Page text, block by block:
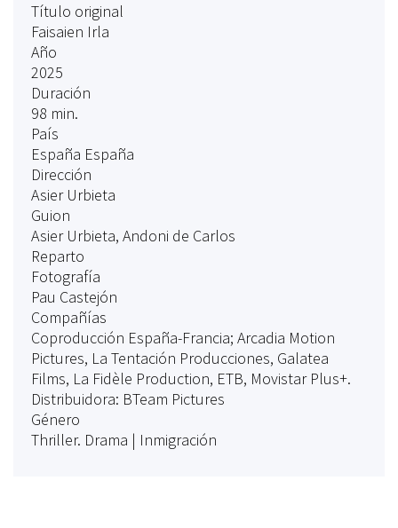
Título original
Faisaien Irla
Año
2025
Duración
98 min.
País
España España
Dirección
Asier Urbieta
Guion
Asier Urbieta, Andoni de Carlos
Reparto
Fotografía
Pau Castejón
Compañías
Coproducción España-Francia; Arcadia Motion
Pictures, La Tentación Producciones, Galatea
Films, La Fidèle Production, ETB, Movistar Plus+.
Distribuidora: BTeam Pictures
Género
Thriller. Drama | Inmigración